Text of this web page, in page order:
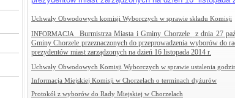
Uchwały Obwodowych komisji Wyborczych w sprawie składu Komisji
INFORMACJA Burmistrza Miasta i Gminy Chorzele z dnia 27
Gminy Chorzele przeznaczonych do przeprowadzenia wyborów
prezydentów miast zarządzonych na dzień 16 listopada 2014 r.
Uchwały Obwodowych Komisji Wyborczych w sprawie ustalenia
Informacja Miejskiej Komisji w Chorzelach o terminach dyżurów
Protokół z wyborów do Rady Miejskiej w Chorzelach